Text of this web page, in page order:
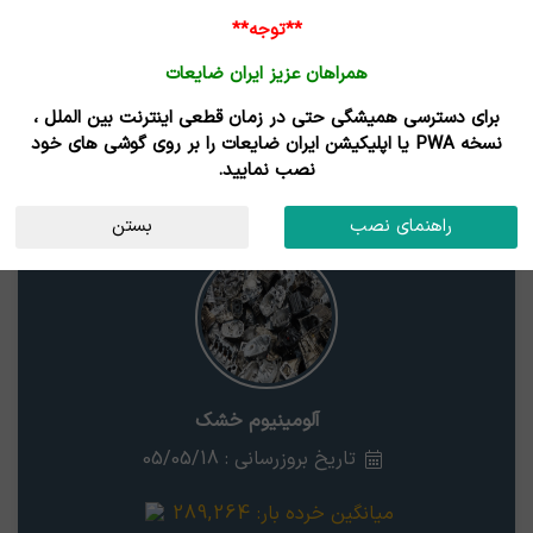
نتایج جستجوی قیمت
همدان
آلومینیوم خشک
تاریخ بروزرسانی : 05/05/18
میانگین خرده بار: 289,264
**توجه**
همراهان عزیز ایران ضایعات
برای دسترسی همیشگی حتی در زمان قطعی اینترنت بین الملل ،
نسخه PWA یا اپلیکیشن ایران ضایعات را بر روی گوشی های خود
نصب نمایید.
راهنمای نصب بستن